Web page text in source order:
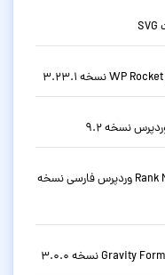
دانلود افزونه سئو حرفه ای رنک مث Rank Math Pro وردپرس فارسی نسخه